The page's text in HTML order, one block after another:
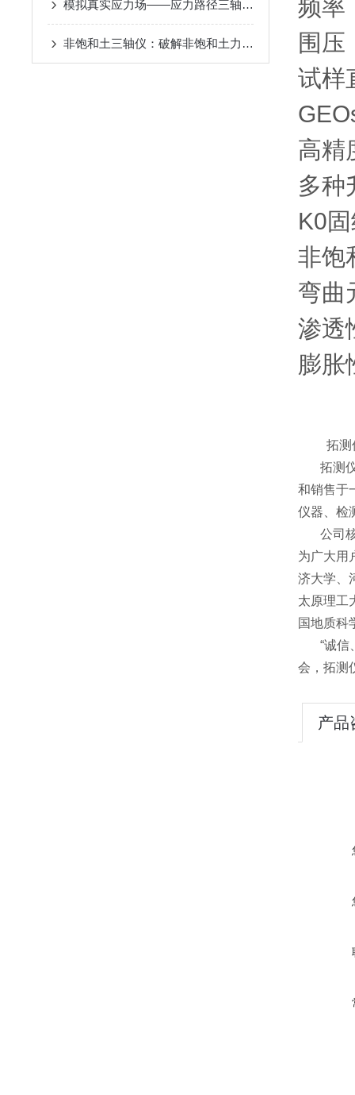
模拟真实应力场——应力路径三轴仪的试验原理与岩土应用
非饱和土三轴仪：破解非饱和土力学检测难题的仪器
频
围
试
高精
多种
K0
非饱
弯曲
渗透
膨胀
拓测
拓测仪
和销售于
仪器、检
公司核
为广大用
济大学、
太原理工
国地质科
“诚信、
会，拓测
产品